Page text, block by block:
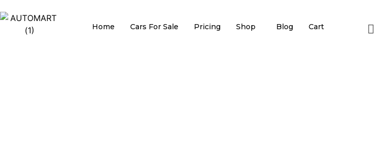
Home Cars For Sale Pricing Shop Blog Cart